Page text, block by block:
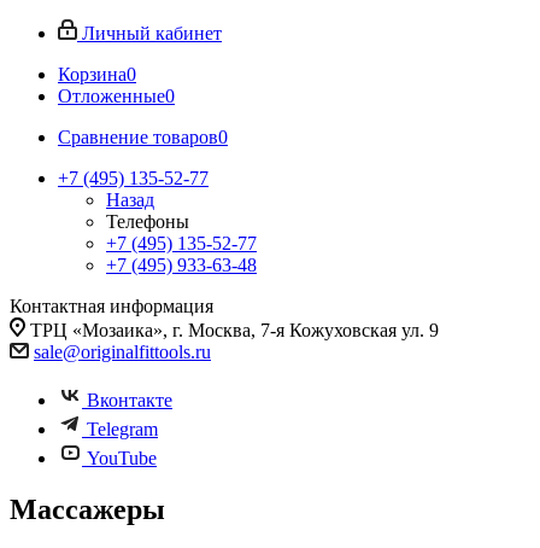
Личный кабинет
Корзина0
Отложенные0
Сравнение товаров0
+7 (495) 135-52-77
Назад
Телефоны
+7 (495) 135-52-77
+7 (495) 933-63-48
Контактная информация
ТРЦ «Мозаика», г. Москва, 7-я Кожуховская ул. 9
sale@originalfittools.ru
Вконтакте
Telegram
YouTube
Массажеры